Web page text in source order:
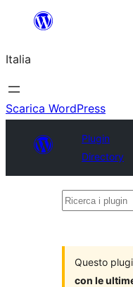
contenuto
Italia
Scarica WordPress
Plugin
Directory
Ricerca
Questo
con le